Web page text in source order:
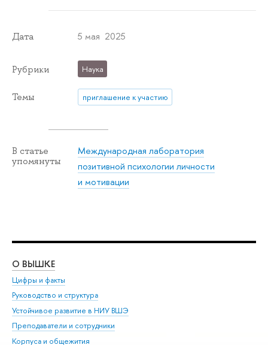
Дата 5 мая 2025
Рубрики Наука
Темы приглашение к участию
В статье
упомянуты
Международная лаборатория
позитивной психологии личности
и мотивации
О ВЫШКЕ
Цифры и факты
Руководство и структура
Устойчивое развитие в НИУ ВШЭ
Преподаватели и сотрудники
Корпуса и общежития